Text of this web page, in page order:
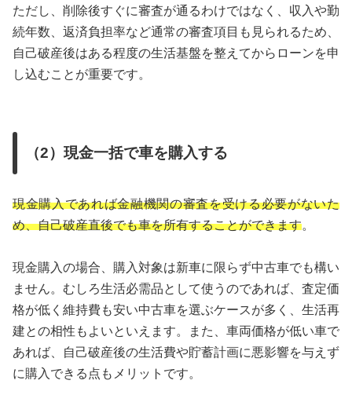
ただし、削除後すぐに審査が通るわけではなく、収入や勤
続年数、返済負担率など通常の審査項目も見られるため、
自己破産後はある程度の生活基盤を整えてからローンを申
し込むことが重要です。
（2）現金一括で車を購入する
現金購入であれば金融機関の審査を受ける必要がないた
め、自己破産直後でも車を所有することができます。
現金購入の場合、購入対象は新車に限らず中古車でも構い
ません。むしろ生活必需品として使うのであれば、査定価
格が低く維持費も安い中古車を選ぶケースが多く、生活再
建との相性もよいといえます。また、車両価格が低い車で
あれば、自己破産後の生活費や貯蓄計画に悪影響を与えず
に購入できる点もメリットです。